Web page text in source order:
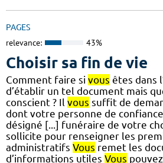
PAGES
relevance: 43%
Choisir sa fin de vie
Comment faire si vous êtes dans
d’établir un tel document mais
conscient ? Il vous suffit de
dont votre personne de
désigné [...] funéraire de votre
sollicite pour renseigner les
administratifs Vous remet les
d’informations utiles Vous pouvez